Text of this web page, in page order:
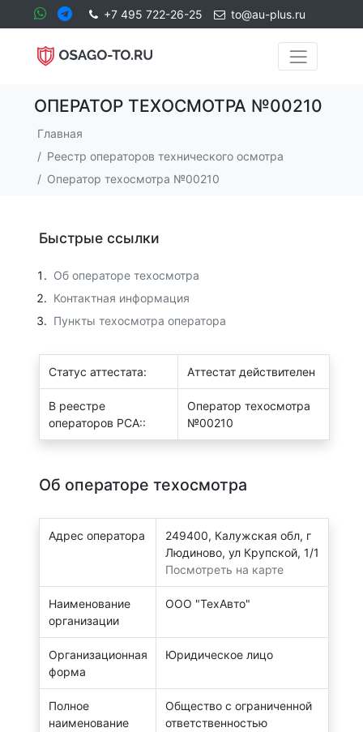
+7 495 722-26-25 to@au-plus.ru
ОПЕРАТОР ТЕХОСМОТРА №00210
Главная
Реестр операторов технического осмотра
Оператор техосмотра №00210
Быстрые ссылки
Об операторе техосмотра
Контактная информация
Пункты техосмотра оператора
Статус аттестата: Аттестат действителен
В реестре
операторов РСА::
Оператор техосмотра
№00210
Об операторе техосмотра
Адрес оператора
249400, Калужская обл, г
Людиново, ул Крупской, 1/1
Посмотреть на карте
Наименование
организации
ООО "ТехАвто"
Организационная
форма
Юридическое лицо
Полное
наименование
Общество с ограниченной
ответственностью